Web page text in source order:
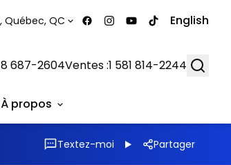
Québec, QC English
687-2604Ventes :1 581 814-2244
À propos
Textez-moi Partager